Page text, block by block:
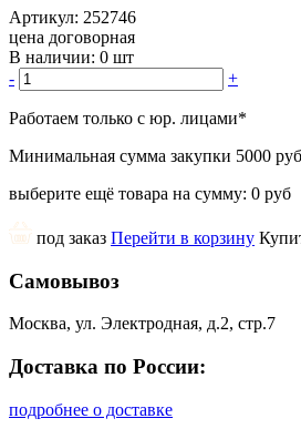
Артикул: 252746
цена договорная
В наличии: 0 шт
-
+
Работаем только с юр. лицами*
Минимальная сумма закупки 5000 руб
выберите ещё товара на сумму: 0 руб
под заказ Перейти в корзину
Самовывоз
Москва, ул. Электродная, д.2, стр.7
Доставка по России:
подробнее о доставке